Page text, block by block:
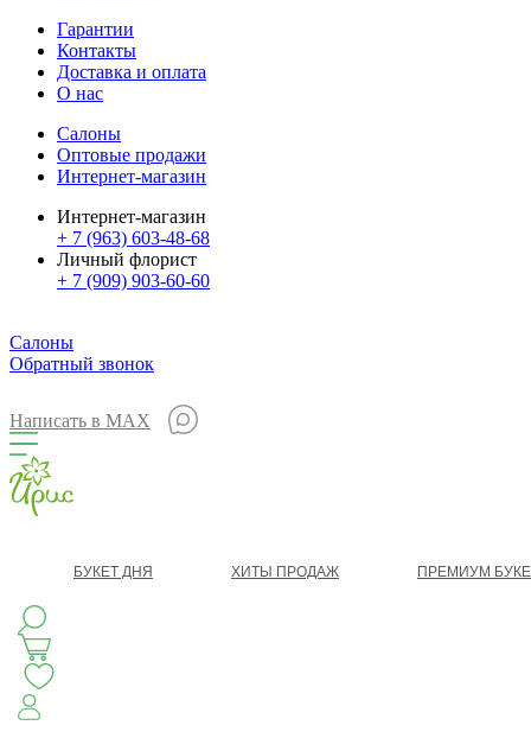
Гарантии
Контакты
Доставка и оплата
О нас
Салоны
Оптовые продажи
Интернет-магазин
Интернет-магазин
+ 7 (963) 603-48-68
Личный флорист
+ 7 (909) 903-60-60
Салоны
Обратный звонок
Написать в MAX
БУКЕТ ДНЯ ХИТЫ ПРОДАЖ ПРЕМИУМ